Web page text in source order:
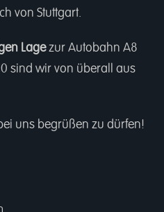
von Stuttgart.
Lagezur Autobahn A8
sind wir von überall aus
uns begrüßen zu dürfen!